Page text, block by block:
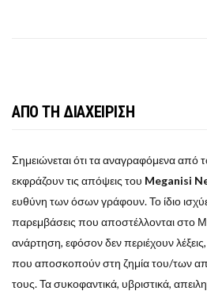
ΑΠΟ ΤΗ ΔΙΑΧΕΙΡΙΣΗ
Σημειώνεται ότι τα αναγραφόμενα από
εκφράζουν τις απόψεις του Meganisi
ευθύνη των όσων γράφουν. Το ίδιο
παρεμβάσεις που αποστέλλονται στο
ανάρτηση, εφόσον δεν περιέχουν
που αποσκοπούν στη ζημία του/των
τους. Τα συκοφαντικά, υβριστικά,